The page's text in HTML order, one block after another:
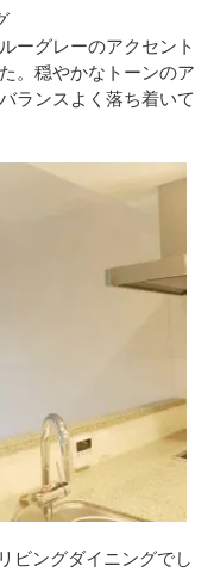
ーグレーのアクセント
。穏やかなトーンのア
ランスよく落ち着いて
ビングダイニングでし